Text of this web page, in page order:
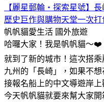
【麗星郵輪・探索星號】
歷史巨作與購物天堂一次打
帆帆貓愛生活 國外旅遊
哈囉大家！我是帆帆貓～❤️
就到了新的城市！這次搭
九州的「長崎」，如果不
接報名船上的中文導遊岸
今天帆帆貓就要來幫大家